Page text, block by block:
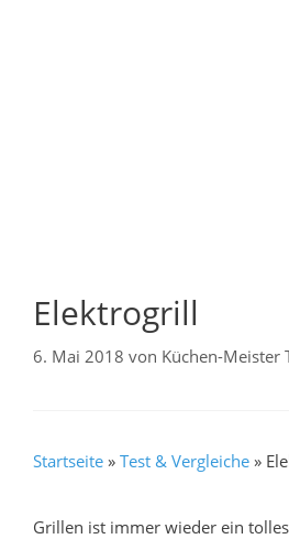
Elektrogrill
6. Mai 2018 von Küchen-Meister
Startseite » Test & Vergleiche »
Grillen ist immer wieder ein